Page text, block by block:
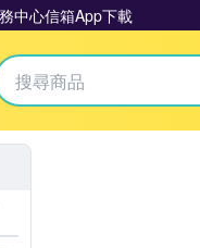
中心信箱App下載
拍賣